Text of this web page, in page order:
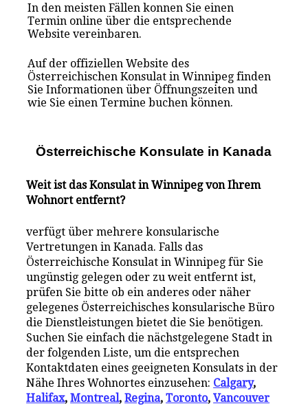
In den meisten Fällen konnen Sie einen
Termin online über die entsprechende
Website vereinbaren.
Auf der offiziellen Website des
Österreichischen Konsulat in Winnipeg finden
Sie Informationen über Öffnungszeiten und
wie Sie einen Termine buchen können.
Österreichische Konsulate in Kanada
Weit ist das Konsulat in Winnipeg von Ihrem
Wohnort entfernt?
verfügt über mehrere konsularische
Vertretungen in Kanada. Falls das
Österreichische Konsulat in Winnipeg für Sie
ungünstig gelegen oder zu weit entfernt ist,
prüfen Sie bitte ob ein anderes oder näher
gelegenes Österreichisches konsularische Büro
die Dienstleistungen bietet die Sie benötigen.
Suchen Sie einfach die nächstgelegene Stadt in
der folgenden Liste, um die entsprechen
Kontaktdaten eines geeigneten Konsulats in der
Nähe Ihres Wohnortes einzusehen: Calgary,
Halifax,Montreal,Regina,Toronto,Vancouver